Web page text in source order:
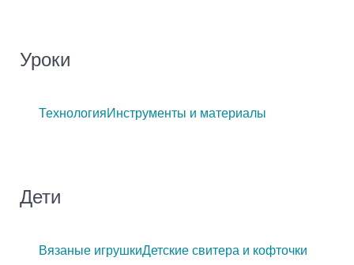
Уроки
ТехнологияИнструменты и материалы
Дети
Вязаные игрушкиДетские свитера и кофточки